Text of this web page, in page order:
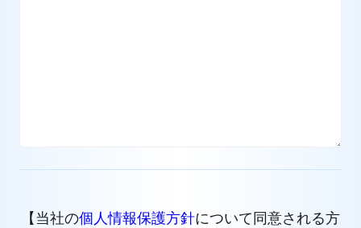
【当社の個人情報保護方針について同意される方